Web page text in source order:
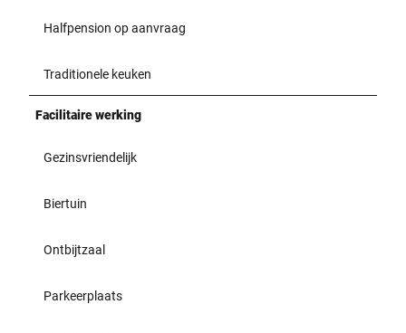
Halfpension op aanvraag
Traditionele keuken
Facilitaire werking
Gezinsvriendelijk
Biertuin
Ontbijtzaal
Parkeerplaats